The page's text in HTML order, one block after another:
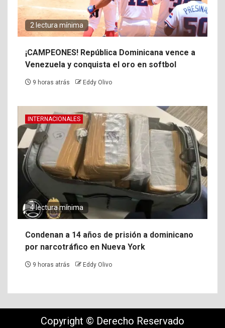
2 lectura mínima
¡CAMPEONES! República Dominicana vence a
Venezuela y conquista el oro en softbol
9 horas atrás Eddy Olivo
INTERNACIONALES
4 lectura mínima
Condenan a 14 años de prisión a dominicano
por narcotráfico en Nueva York
9 horas atrás Eddy Olivo
Copyright © Derecho Reservado